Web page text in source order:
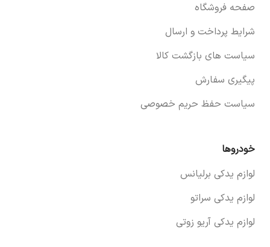
صفحه فروشگاه
شرایط پرداخت و ارسال
سیاست های بازگشت کالا
پیگیری سفارش
سیاست حفظ حریم خصوصی
خودروها
لوازم یدکی برلیانس
لوازم یدکی سراتو
لوازم یدکی آریو زوتی